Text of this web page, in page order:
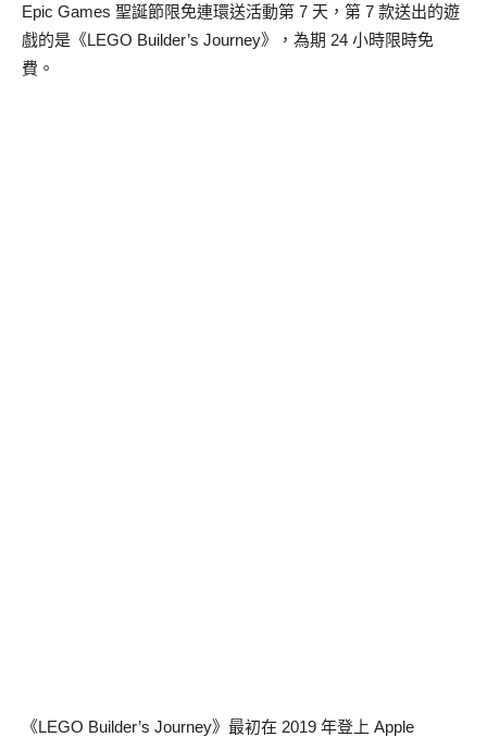
Epic Games 聖誕節限免連環送活動第 7 天，第 7 款送出的遊
戲的是《LEGO Builder’s Journey》，為期 24 小時限時免
費。
《LEGO Builder’s Journey》最初在 2019 年登上 Apple